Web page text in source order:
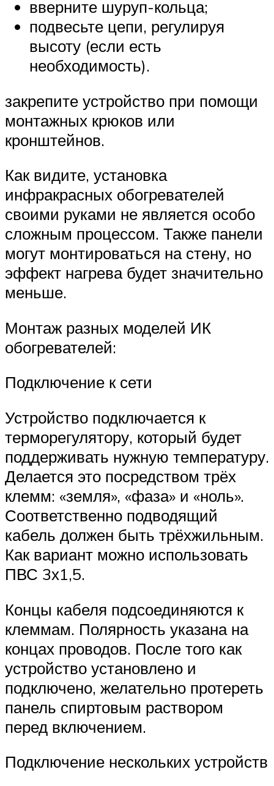
вверните шуруп-кольца;
подвесьте цепи, регулируя
высоту (если есть
необходимость).
закрепите устройство при помощи
монтажных крюков или
кронштейнов.
Как видите, установка
инфракрасных обогревателей
своими руками не является особо
сложным процессом. Также панели
могут монтироваться на стену, но
эффект нагрева будет значительно
меньше.
Монтаж разных моделей ИК
обогревателей:
Подключение к сети
Устройство подключается к
терморегулятору, который будет
поддерживать нужную температуру.
Делается это посредством трёх
клемм: «земля», «фаза» и «ноль».
Соответственно подводящий
кабель должен быть трёхжильным.
Как вариант можно использовать
ПВС 3х1,5.
Концы кабеля подсоединяются к
клеммам. Полярность указана на
концах проводов. После того как
устройство установлено и
подключено, желательно протереть
панель спиртовым раствором
перед включением.
Подключение нескольких устройств